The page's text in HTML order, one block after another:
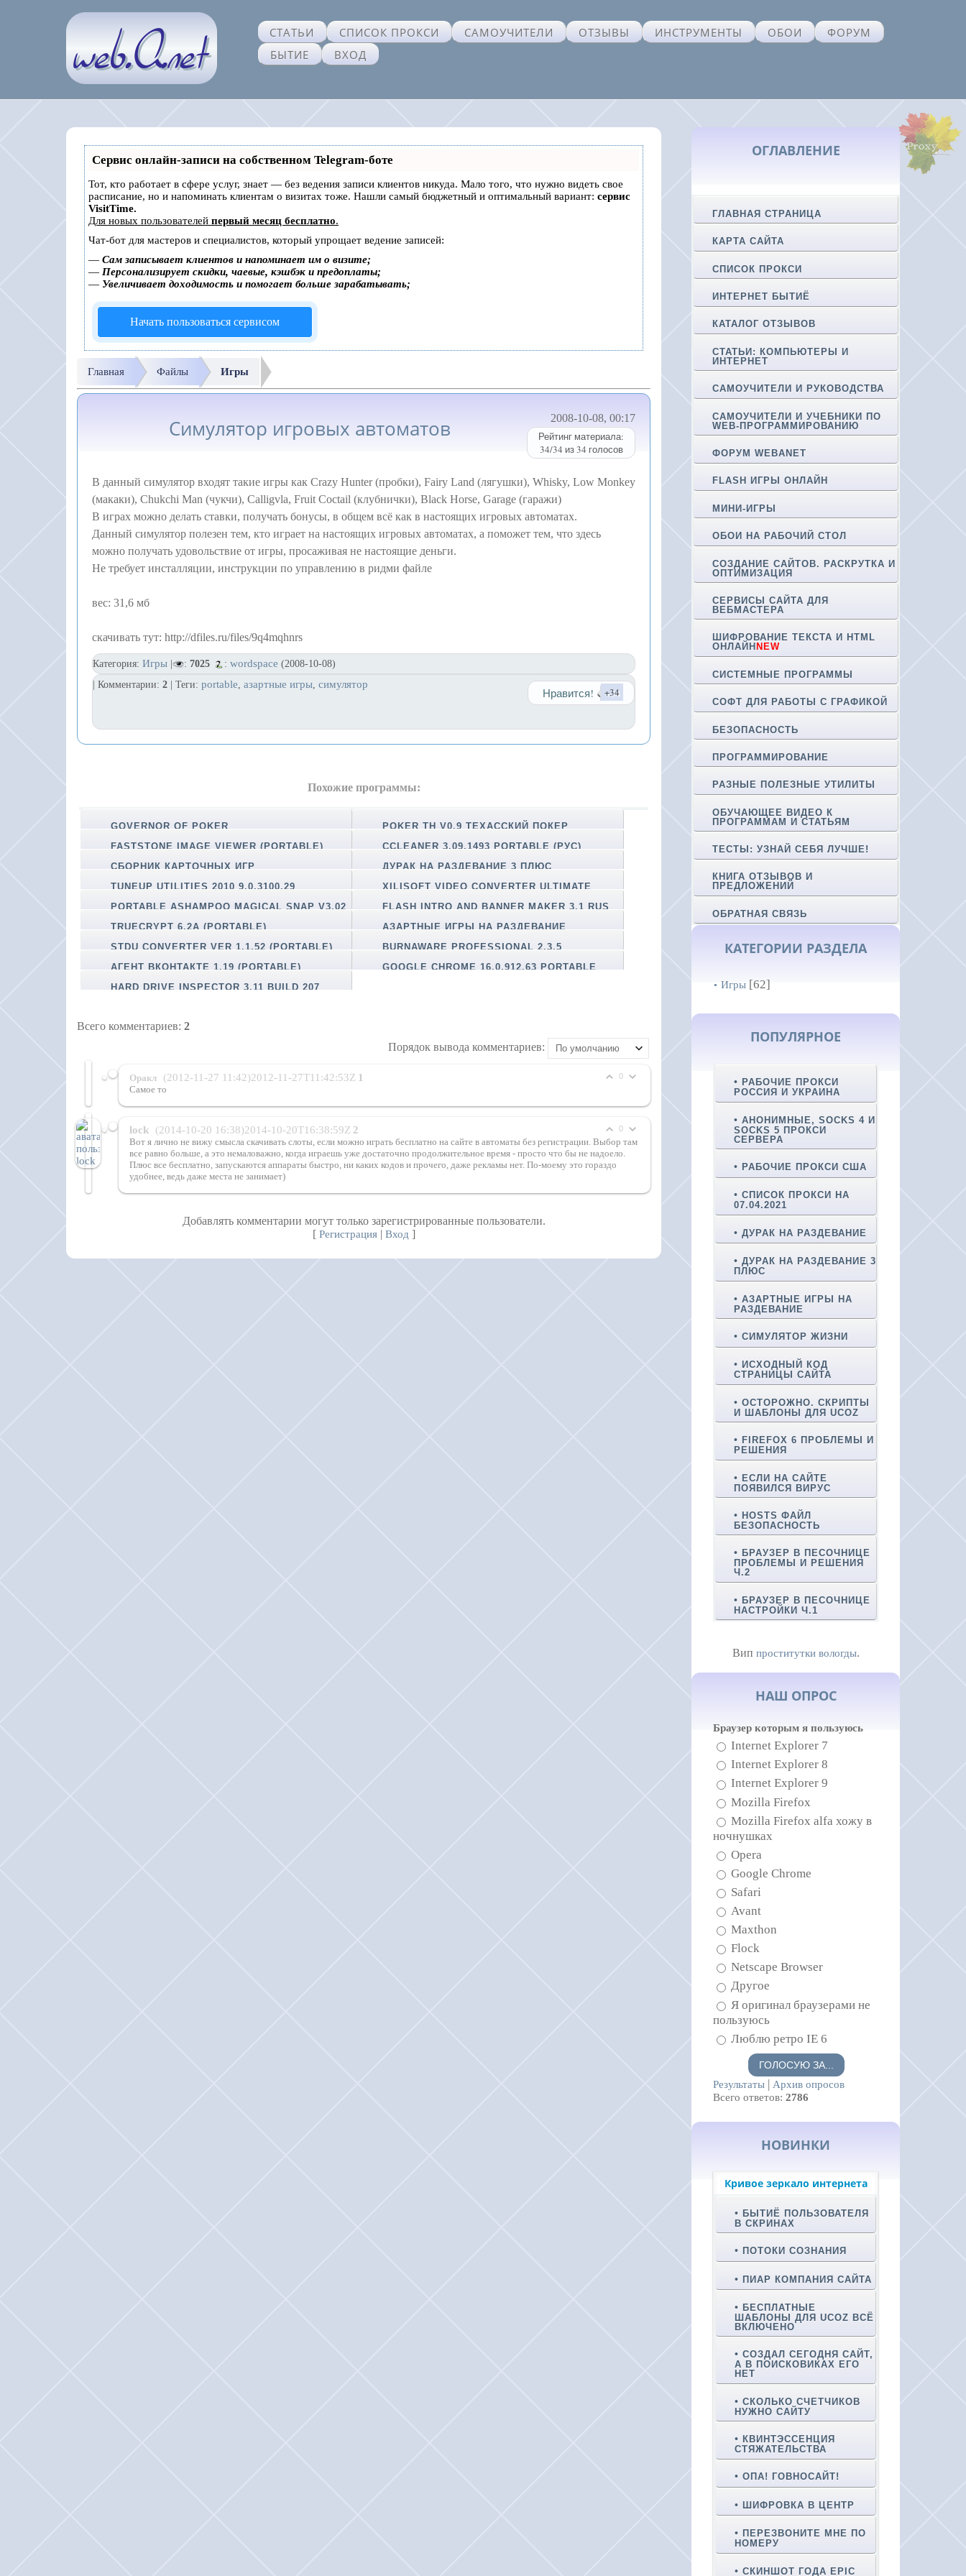
СТАТЬИ СПИСОК ПРОКСИ САМОУЧИТЕЛИ ОТЗЫВЫ ИНСТРУМЕНТЫ ОБОИ
ФОРУМ
БЫТИЕ
ВХОД
Сервис онлайн-записи на собственном Telegram-боте
Тот, кто работает в сфере услуг, знает — без ведения записи клиентов никуда. Мало того, что нужно видеть свое
расписание, но и напоминать клиентам о визитах тоже. Нашли самый бюджетный и оптимальный вариант: сервис
VisitTime.
Для новых пользователей первый месяц бесплатно.
Чат-бот для мастеров и специалистов, который упрощает ведение записей:
— Сам записывает клиентов и напоминает им о визите;
— Персонализирует скидки, чаевые, кэшбэк и предоплаты;
— Увеличивает доходимость и помогает больше зарабатывать;
Начать пользоваться сервисом
Главная Файлы Игры
Симулятор игровых автоматов 2008-10-08, 00:17
Рейтинг материала:
34/34 из34 голосов
В данный симулятор входят такие игры как Crazy Hunter (пробки), Fairy Land (лягушки), Whisky, Low Monkey
(макаки), Chukchi Man (чукчи), Calligvla, Fruit Coctail (клубнички), Black Horse, Garage (гаражи)
В играх можно делать ставки, получать бонусы, в общем всё как в настоящих игровых автоматах.
Данный симулятор полезен тем, кто играет на настоящих игровых автоматах, а поможет тем, что здесь
можно получать удовольствие от игры, просаживая не настоящие деньги.
Не требует инсталляции, инструкции по управлению в ридми файле
вес: 31,6 мб
скачивать тут: http://dfiles.ru/files/9q4mqhnrs
Категория: Игры : 7025 : wordspace (2008-10-08)
| Комментарии: 2
Нравится! +34
| Теги: portable, азартные игры, симулятор
Похожие программы:
GOVERNOR OF POKER
POKER TH V0.9 ТЕХАССКИЙ ПОКЕР
FASTSTONE IMAGE VIEWER (PORTABLE)
CCLEANER 3.09.1493 PORTABLE (РУС)
СБОРНИК КАРТОЧНЫХ ИГР
ДУРАК НА РАЗДЕВАНИЕ 3 ПЛЮС
TUNEUP UTILITIES 2010 9.0.3100.29
XILISOFT VIDEO CONVERTER ULTIMATE
PORTABLE ASHAMPOO MAGICAL SNAP V3.02
FLASH INTRO AND BANNER MAKER 3.1 RUS
TRUECRYPT 6.2A (PORTABLE)
АЗАРТНЫЕ ИГРЫ НА РАЗДЕВАНИЕ
STDU CONVERTER VER 1.1.52 (PORTABLE)
BURNAWARE PROFESSIONAL 2.3.5
АГЕНТ ВКОНТАКТЕ 1.19 (PORTABLE)
GOOGLE CHROME 16.0.912.63 PORTABLE
HARD DRIVE INSPECTOR 3.11 BUILD 207
Всего комментариев: 2
Порядок вывода комментариев:
Оракл (2012-11-27 11:42)2012-11-27T11:42:53Z 1 0
Самое то
lock (2014-10-20 16:38)2014-10-20T16:38:59Z 2 0
Вот я лично не вижу смысла скачивать слоты, если можно играть бесплатно на сайте в автоматы без регистрации. Выбор там
все равно больше, а это немаловажно, когда играешь уже достаточно продолжительное время - просто что бы не надоело.
Плюс все бесплатно, запускаются аппараты быстро, ни каких кодов и прочего, даже рекламы нет. По-моему это гораздо
удобнее, ведь даже места не занимает)
Добавлять комментарии могут только зарегистрированные пользователи.
[ Регистрация| Вход ]
ОГЛАВЛЕНИЕ
ГЛАВНАЯ СТРАНИЦА
КАРТА САЙТА
СПИСОК ПРОКСИ
ИНТЕРНЕТ БЫТИЁ
КАТАЛОГ ОТЗЫВОВ
СТАТЬИ: КОМПЬЮТЕРЫ И
ИНТЕРНЕТ
САМОУЧИТЕЛИ И РУКОВОДСТВА
САМОУЧИТЕЛИ И УЧЕБНИКИ ПО
WEB-ПРОГРАММИРОВАНИЮ
ФОРУМ WEBANET
FLASH ИГРЫ ОНЛАЙН
МИНИ-ИГРЫ
ОБОИ НА РАБОЧИЙ СТОЛ
СОЗДАНИЕ САЙТОВ. РАСКРУТКА И
ОПТИМИЗАЦИЯ
СЕРВИСЫ САЙТА ДЛЯ
ВЕБМАСТЕРА
ШИФРОВАНИЕ ТЕКСТА И HTML
ОНЛАЙН NEW
СИСТЕМНЫЕ ПРОГРАММЫ
СОФТ ДЛЯ РАБОТЫ С ГРАФИКОЙ
БЕЗОПАСНОСТЬ
ПРОГРАММИРОВАНИЕ
РАЗНЫЕ ПОЛЕЗНЫЕ УТИЛИТЫ
ОБУЧАЮЩЕЕ ВИДЕО К
ПРОГРАММАМ И СТАТЬЯМ
ТЕСТЫ: УЗНАЙ СЕБЯ ЛУЧШЕ!
КНИГА ОТЗЫВОВ И
ПРЕДЛОЖЕНИЙ
ОБРАТНАЯ СВЯЗЬ
КАТЕГОРИИ РАЗДЕЛА
Игры [62]
ПОПУЛЯРНОЕ
РАБОЧИЕ ПРОКСИ
РОССИЯ И УКРАИНА
АНОНИМНЫЕ, SOCKS 4 И
SOCKS 5 ПРОКСИ
СЕРВЕРА
РАБОЧИЕ ПРОКСИ США
СПИСОК ПРОКСИ НА
07.04.2021
ДУРАК НА РАЗДЕВАНИЕ
ДУРАК НА РАЗДЕВАНИЕ 3
ПЛЮС
АЗАРТНЫЕ ИГРЫ НА
РАЗДЕВАНИЕ
СИМУЛЯТОР ЖИЗНИ
ИСХОДНЫЙ КОД
СТРАНИЦЫ САЙТА
ОСТОРОЖНО. СКРИПТЫ
И ШАБЛОНЫ ДЛЯ UCOZ
FIREFOX 6 ПРОБЛЕМЫ И
РЕШЕНИЯ
ЕСЛИ НА САЙТЕ
ПОЯВИЛСЯ ВИРУС
HOSTS ФАЙЛ
БЕЗОПАСНОСТЬ
БРАУЗЕР В ПЕСОЧНИЦЕ
ПРОБЛЕМЫ И РЕШЕНИЯ
Ч.2
БРАУЗЕР В ПЕСОЧНИЦЕ
НАСТРОЙКИ Ч.1
Вип проститутки вологды.
НАШ ОПРОС
Браузер которым я пользуюсь
Internet Explorer 7
Internet Explorer 8
Internet Explorer 9
Mozilla Firefox
Mozilla Firefox alfa хожу в
ночнушках
Opera
Google Chrome
Safari
Avant
Maxthon
Flock
Netscape Browser
Другое
Я оригинал браузерами не
пользуюсь
Люблю ретро IE 6
Результаты | Архив опросов
Всего ответов: 2786
НОВИНКИ
Кривое зеркало интернета
БЫТИЁ ПОЛЬЗОВАТЕЛЯ
В СКРИНАХ
ПОТОКИ СОЗНАНИЯ
ПИАР КОМПАНИЯ САЙТА
БЕСПЛАТНЫЕ
ШАБЛОНЫ ДЛЯ UCOZ ВСЁ
ВКЛЮЧЕНО
СОЗДАЛ СЕГОДНЯ САЙТ,
А В ПОИСКОВИКАХ ЕГО
НЕТ
СКОЛЬКО СЧЕТЧИКОВ
НУЖНО САЙТУ
КВИНТЭССЕНЦИЯ
СТЯЖАТЕЛЬСТВА
ОПА! ГОВНОСАЙТ!
ШИФРОВКА В ЦЕНТР
ПЕРЕЗВОНИТЕ МНЕ ПО
НОМЕРУ
СКИНШОТ ГОДА EPIC